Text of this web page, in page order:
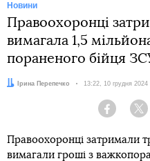
Новини
Правоохоронці
вимагала 1,5
пораненого бійця
Автор:Ірина Перепечко Дата:
13:22, 10 грудня 2024
Facebook
Правоохоронці затримали
вимагали гроші з